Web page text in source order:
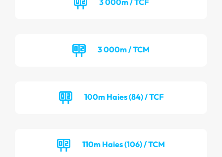
3 000m / TCM
100m Haies (84) / TCF
110m Haies (106) / TCM